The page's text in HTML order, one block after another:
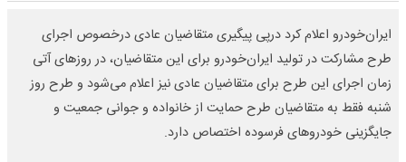
ایران‌خودرو اعلام کرد درپی پیگیری متقاضیان عادی درخصوص اجرای
طرح مشارکت در تولید ایران‌خودرو برای این متقاضیان، در روزهای آتی
زمان اجرای این طرح برای متقاضیان عادی نیز اعلام می‌‌شود و طرح روز
شنبه فقط به متقاضیان طرح حمایت از خانواده و جوانی جمعیت و
جایگزینی خودروهای فرسوده اختصاص دارد.